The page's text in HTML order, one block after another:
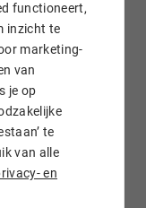
functioneert,
inzicht te
marketing-
van
je op
te
van alle
en